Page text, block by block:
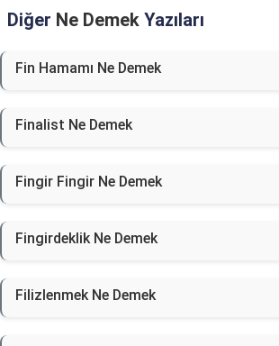
Diğer Ne Demek Yazıları
Fin Hamamı Ne Demek
Finalist Ne Demek
Fingir Fingir Ne Demek
Fingirdeklik Ne Demek
Filizlenmek Ne Demek